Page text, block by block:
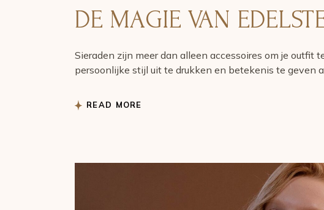
DE MAGIE VAN
Sieraden zijn meer dan alleen accessoires om je outfit
persoonlijke stijl uit te drukken en betekenis te geven
READ MORE